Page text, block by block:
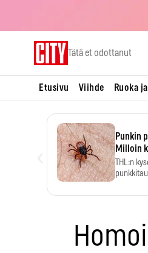
Tätä et odottanut
Etusivu Viihde Ruoka
Punkin
Milloin
THL:n